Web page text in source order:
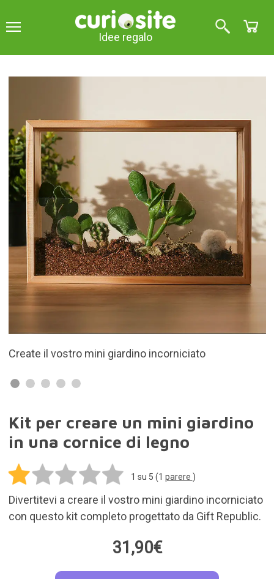
Idee regalo
Il kit comprende tutto il necessario
Kit per creare un mini giardino
in una cornice di legno
1 su 5 (1 parere )
Divertitevi a creare il vostro mini giardino incorniciato
con questo kit completo progettato da Gift Republic.
31,90€